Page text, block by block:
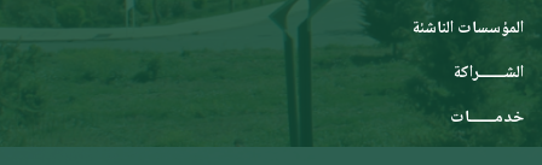
المؤسسات الناشئة
الشـــــــراكة
خدمـــــــات